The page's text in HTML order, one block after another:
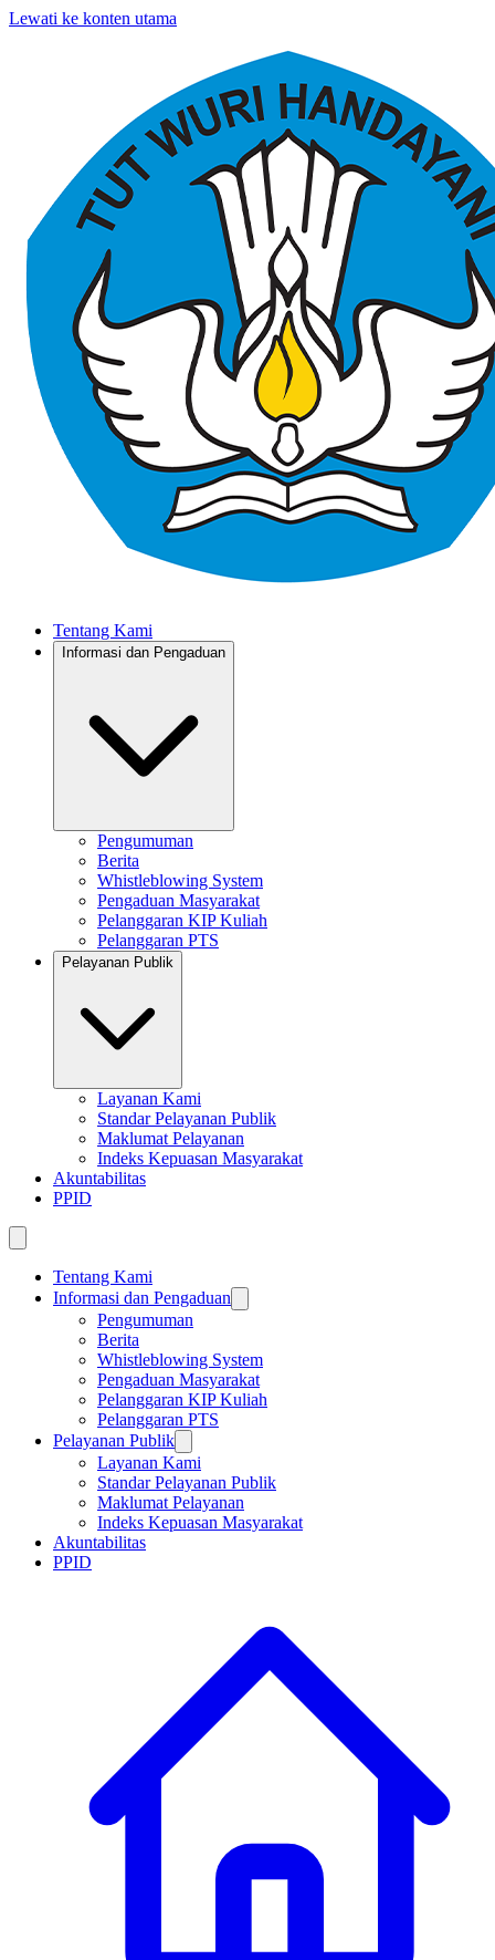
Lewati ke konten utama
Tentang Kami
Informasi dan Pengaduan
Pengumuman
Berita
Whistleblowing System
Pengaduan Masyarakat
Pelanggaran KIP Kuliah
Pelanggaran PTS
Pelayanan Publik
Layanan Kami
Standar Pelayanan Publik
Maklumat Pelayanan
Indeks Kepuasan Masyarakat
Akuntabilitas
PPID
Tentang Kami
Informasi dan Pengaduan
Pengumuman
Berita
Whistleblowing System
Pengaduan Masyarakat
Pelanggaran KIP Kuliah
Pelanggaran PTS
Pelayanan Publik
Layanan Kami
Standar Pelayanan Publik
Maklumat Pelayanan
Indeks Kepuasan Masyarakat
Akuntabilitas
PPID